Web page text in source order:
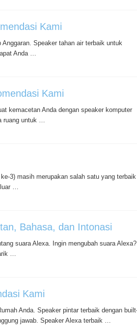
Kami
Speaker tahan air terbaik untuk
Anda …
Kami
kemacetan Anda dengan speaker komputer
ruang untuk …
3) masih merupakan salah satu yang terbaik
luar …
Bahasa, dan Intonasi
suara Alexa. Ingin mengubah suara Alexa?
…
Kami
Anda. Speaker pintar terbaik dengan
jawab. Speaker Alexa terbaik …